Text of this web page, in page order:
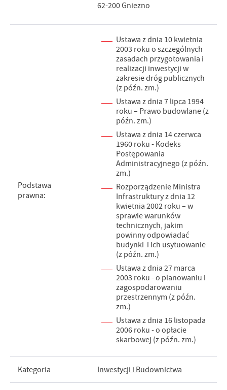
62-200 Gniezno
Podstawa
prawna:
Ustawa z dnia 10 kwietnia
2003 roku o szczególnych
zasadach przygotowania i
realizacji inwestycji w
zakresie dróg publicznych
(z późn. zm.)
Ustawa z dnia 7 lipca 1994
roku – Prawo budowlane (z
późn. zm.)
Ustawa z dnia 14 czerwca
1960 roku - Kodeks
Postępowania
Administracyjnego (z późn.
zm.)
Rozporządzenie Ministra
Infrastruktury z dnia 12
kwietnia 2002 roku – w
sprawie warunków
technicznych, jakim
powinny odpowiadać
budynki i ich usytuowanie
(z późn. zm.)
Ustawa z dnia 27 marca
2003 roku - o planowaniu i
zagospodarowaniu
przestrzennym (z późn.
zm.)
Ustawa z dnia 16 listopada
2006 roku - o opłacie
skarbowej (z późn. zm.)
Kategoria Inwestycji i Budownictwa